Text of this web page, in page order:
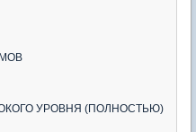
УРОВНЯ (ПОЛНОСТЬЮ)